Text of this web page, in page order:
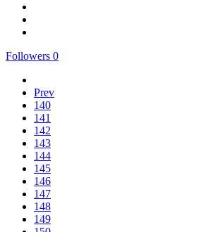
Followers 0
Prev
140
141
142
143
144
145
146
147
148
149